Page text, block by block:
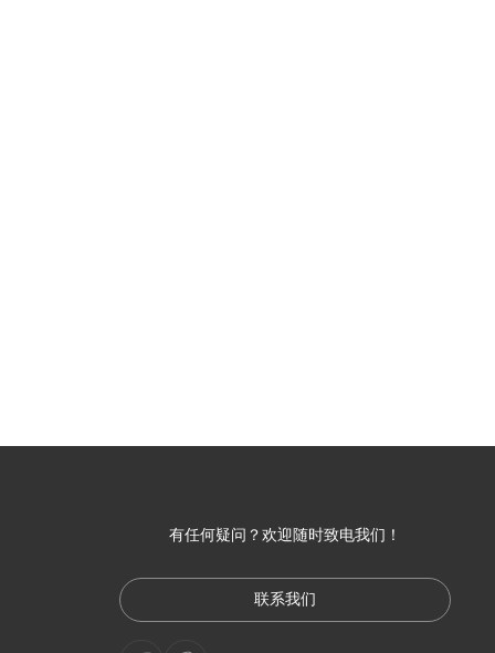
有任何疑问？欢迎随时致电我们！
联系我们